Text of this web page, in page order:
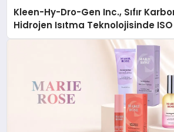
Kleen-Hy-Dro-Gen Inc., Sıfır
Hidrojen Isıtma Teknolojisinde ISO
Düzenleyici Onaylarını Aldı